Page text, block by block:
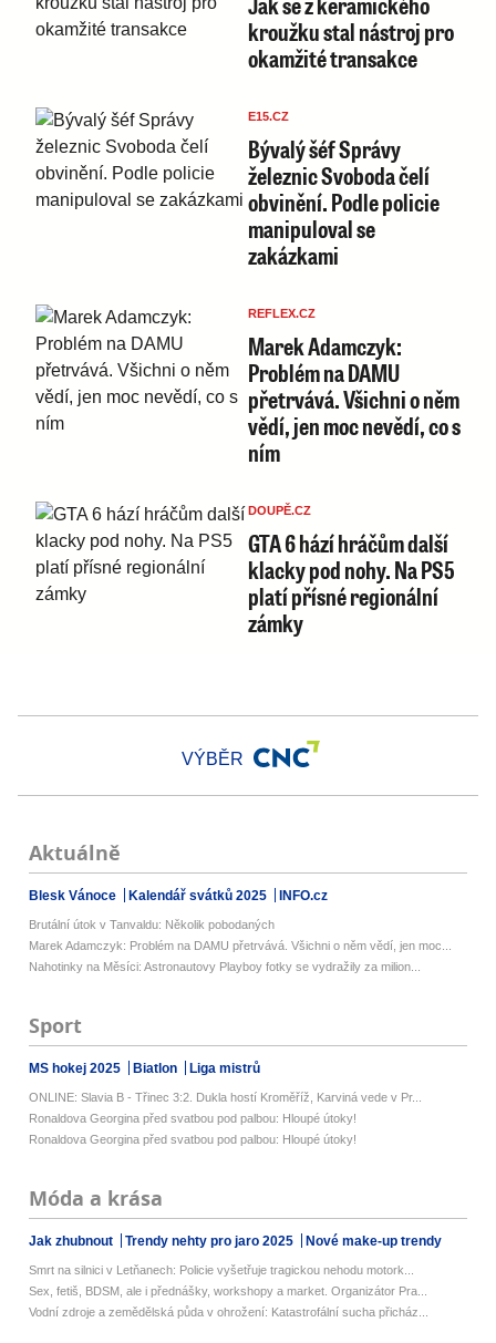
kroužku stal nástroj pro
okamžité transakce
E15.CZ
Bývalý šéf Správy
železnic Svoboda čelí
obvinění. Podle policie
manipuloval se
zakázkami
REFLEX.CZ
Marek Adamczyk:
Problém na DAMU
přetrvává. Všichni o něm
vědí, jen moc nevědí, co s
ním
DOUPĚ.CZ
GTA 6 hází hráčům další
klacky pod nohy. Na PS5
platí přísné regionální
zámky
VÝBĚR
Aktuálně
Blesk Vánoce Kalendář svátků 2025 INFO.cz
Brutální útok v Tanvaldu: Několik pobodaných
Marek Adamczyk: Problém na DAMU přetrvává. Všichni o něm vědí, jen moc...
Nahotinky na Měsíci: Astronautovy Playboy fotky se vydražily za milion...
Sport
MS hokej 2025 Biatlon Liga mistrů
ONLINE: Slavia B - Třinec 3:2. Dukla hostí Kroměříž, Karviná vede v Pr...
Ronaldova Georgina před svatbou pod palbou: Hloupé útoky!
Ronaldova Georgina před svatbou pod palbou: Hloupé útoky!
Móda a krása
Jak zhubnout Trendy nehty pro jaro 2025 Nové make-up trendy
Smrt na silnici v Letňanech: Policie vyšetřuje tragickou nehodu motork...
Sex, fetiš, BDSM, ale i přednášky, workshopy a market. Organizátor Pra...
Vodní zdroje a zemědělská půda v ohrožení: Katastrofální sucha přicház...